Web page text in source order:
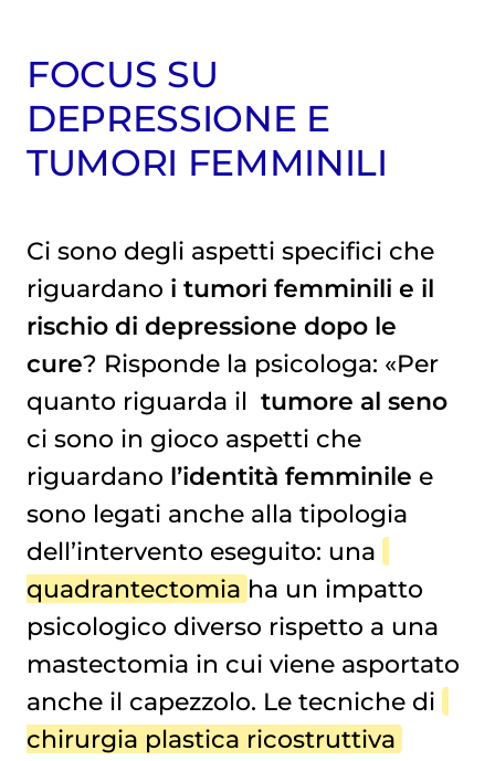
FOCUS SU
DEPRESSIONE E
TUMORI FEMMINILI
Ci sono degli aspetti specifici che
riguardano i tumori femminili e il
rischio di depressione dopo le
cure? Risponde la psicologa: «Per
quanto riguarda il tumore al seno
ci sono in gioco aspetti che
riguardano l’identità femminile e
sono legati anche alla tipologia
dell’intervento eseguito: una
quadrantectomia ha un impatto
psicologico diverso rispetto a una
mastectomia in cui viene asportato
anche il capezzolo. Le tecniche di
chirurgia plastica ricostruttiva